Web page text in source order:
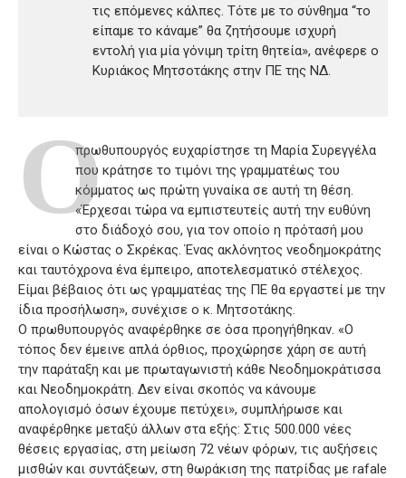
τις επόμενες κάλπες. Τότε με το σύνθημα “το
είπαμε το κάναμε” θα ζητήσουμε ισχυρή
εντολή για μία γόνιμη τρίτη θητεία», ανέφερε ο
Κυριάκος Μητσοτάκης στην ΠΕ της ΝΔ.
Οπρωθυπουργός ευχαρίστησε τη Μαρία Συρεγγέλα
που κράτησε το τιμόνι της γραμματέως του
κόμματος ως πρώτη γυναίκα σε αυτή τη θέση.
«Έρχεσαι τώρα να εμπιστευτείς αυτή την ευθύνη
στο διάδοχό σου, για τον οποίο η πρότασή μου
είναι ο Κώστας ο Σκρέκας. Ένας ακλόνητος νεοδημοκράτης
και ταυτόχρονα ένα έμπειρο, αποτελεσματικό στέλεχος.
Είμαι βέβαιος ότι ως γραμματέας της ΠΕ θα εργαστεί με την
ίδια προσήλωση», συνέχισε ο κ. Μητσοτάκης.
Ο πρωθυπουργός αναφέρθηκε σε όσα προηγήθηκαν. «Ο
τόπος δεν έμεινε απλά όρθιος, προχώρησε χάρη σε αυτή
την παράταξη και με πρωταγωνιστή κάθε Νεοδημοκράτισσα
και Νεοδημοκράτη. Δεν είναι σκοπός να κάνουμε
απολογισμό όσων έχουμε πετύχει», συμπλήρωσε και
αναφέρθηκε μεταξύ άλλων στα εξής: Στις 500.000 νέες
θέσεις εργασίας, στη μείωση 72 νέων φόρων, τις αυξήσεις
μισθών και συντάξεων, στη θωράκιση της πατρίδας με rafale